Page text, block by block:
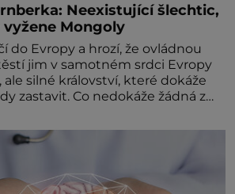
Neexistující šlechtic,
Mongoly
do Evropy a hrozí, že ovládnou
jim v samotném srdci Evropy
silné království, které dokáže
zastavit. Co nedokáže žádná z
Mongolové od roku 1223
a Azovského moře,